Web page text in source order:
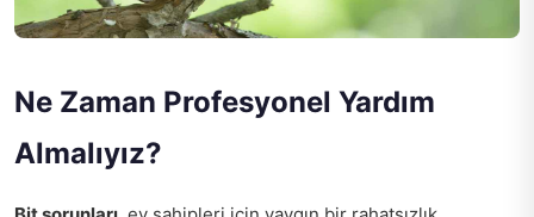
Ne Zaman Profesyonel Yardım
Almalıyız?